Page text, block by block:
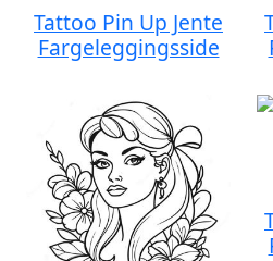
Tattoo Pin Up Jente
Fargeleggingsside